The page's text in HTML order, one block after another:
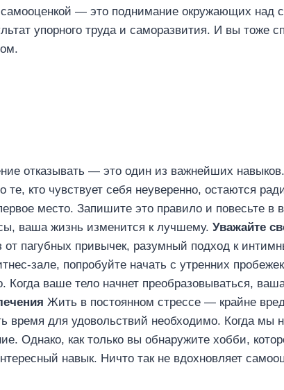
— это поднимание окружающих над
упорного труда и саморазвития. И вы
отказывать — это один из важнейших
кто чувствует себя неуверенно, остаются
место. Запишите это правило и повесьте в
ваша жизнь изменится к лучшему. Уважайте
от пагубных привычек, разумный подход к
зале, попробуйте начать с утренних
Когда ваше тело начнет преобразовываться,
Жить в постоянном стрессе — крайне
время для удовольствий необходимо. Когда
Однако, как только вы обнаружите хобби,
навык. Ничто так не вдохновляет